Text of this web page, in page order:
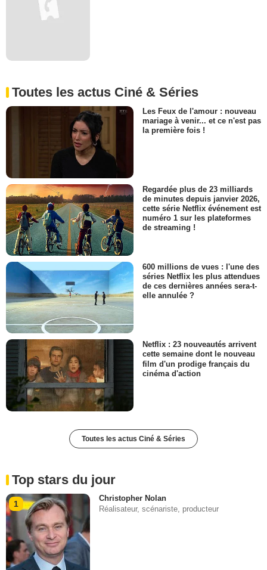
Toutes les actus Ciné & Séries
Les Feux de l'amour : nouveau
mariage à venir... et ce n'est pas
la première fois !
Regardée plus de 23 milliards
de minutes depuis janvier 2026,
cette série Netflix événement est
numéro 1 sur les plateformes
de streaming !
600 millions de vues : l'une des
séries Netflix les plus attendues
de ces dernières années sera-t-
elle annulée ?
Netflix : 23 nouveautés arrivent
cette semaine dont le nouveau
film d'un prodige français du
cinéma d'action
Toutes les actus Ciné & Séries
Top stars du jour
1
Christopher Nolan
Réalisateur, scénariste, producteur